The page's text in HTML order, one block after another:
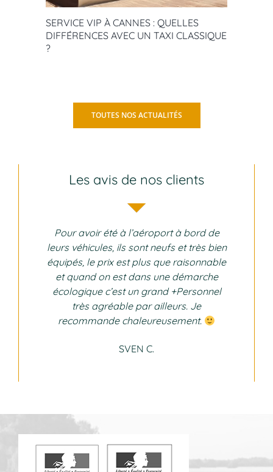
SERVICE VIP À CANNES : QUELLES
DIFFÉRENCES AVEC UN TAXI CLASSIQUE
?
TOUTES NOS ACTUALITÉS
Les avis de nos clients
Pour avoir été à l’aéroport à bord de
leurs véhicules, ils sont neufs et très bien
équipés, le prix est plus que raisonnable
et quand on est dans une démarche
écologique c’est un grand +Personnel
très agréable par ailleurs. Je
recommande chaleureusement.
SVEN C.